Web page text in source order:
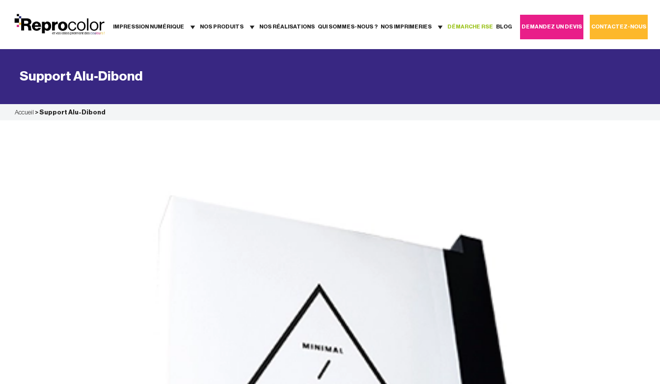
contenu
IMPRESSION NUMÉRIQUE NOS PRODUITS NOS RÉALISATIONS QUI SOMMES-NOUS ? NOS IMPRIMERIES DÉMARCHE RSE BLOG DEMANDEZ UN DEVIS CONTACTEZ-NOUS
Support Alu-Dibond
Accueil >Support Alu-Dibond